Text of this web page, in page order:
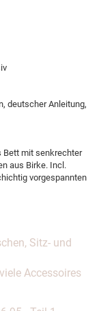
deutscher Anleitung,
Bett mit senkrechter
aus Birke. Incl.
vorgespannten
Sitz- und
Accessoires